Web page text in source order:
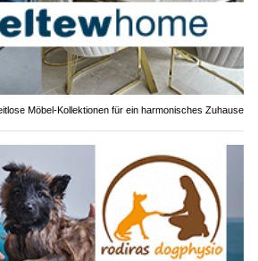
Möbel-Kollektionen für ein harmonisches Zuhause